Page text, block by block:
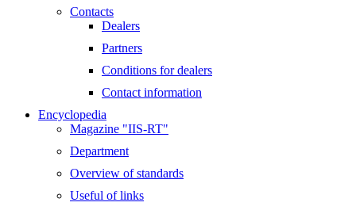
Contacts
Dealers
Partners
Conditions for dealers
Contact information
Encyclopedia
Magazine "IIS-RT"
Department
Overview of standards
Useful of links